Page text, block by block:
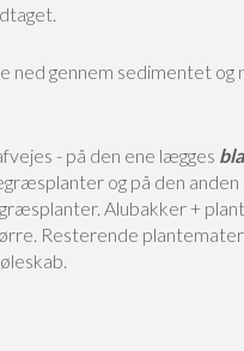
ned gennem sedimentet
- på den ene lægges
og på den anden
Alubakker +
Resterende